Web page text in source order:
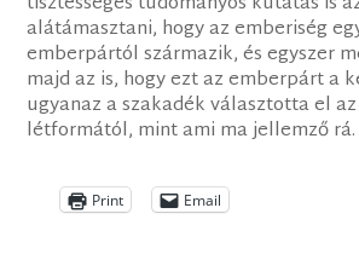
alátámasztani, hogy az emberiség
emberpártól származik, és egyszer
majd az is, hogy ezt az emberpárt a
ugyanaz a szakadék választotta el
létformától, mint ami ma jellemző rá.
Print Email